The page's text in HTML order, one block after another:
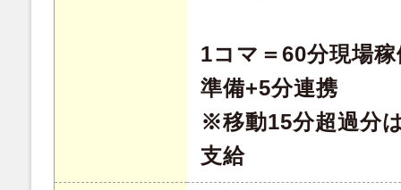
1コマ＝60分現場
準備+5分連携
※移動15分超過分
支給